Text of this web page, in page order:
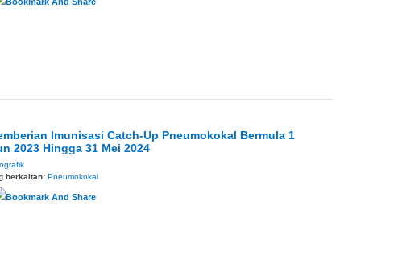
Imunisasi Catch-Up Pneumokokal Bermula 1
2023 Hingga 31 Mei 2024
berkaitan: Pneumokokal